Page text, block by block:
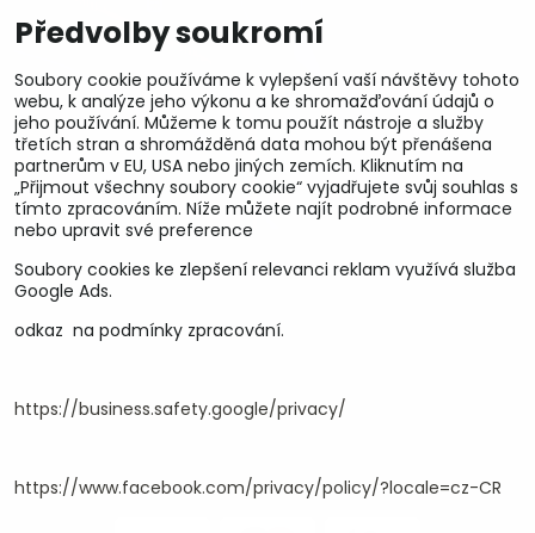
U&M parts s.r.o.
U Zastávky 150, Horní Staré Město
DIČ CZ25930184
Předvolby soukromí
Soubory cookie používáme k vylepšení vaší návštěvy tohoto
webu, k analýze jeho výkonu a ke shromažďování údajů o
jeho používání. Můžeme k tomu použít nástroje a služby
třetích stran a shromážděná data mohou být přenášena
partnerům v EU, USA nebo jiných zemích. Kliknutím na
„Přijmout všechny soubory cookie“ vyjadřujete svůj souhlas s
tímto zpracováním. Níže můžete najít podrobné informace
nebo upravit své preference
Soubory cookies ke zlepšení relevanci reklam využívá služba
Google Ads.
odkaz na podmínky zpracování.
https://business.safety.google/privacy/
https://www.facebook.com/privacy/policy/?locale=cz-CR